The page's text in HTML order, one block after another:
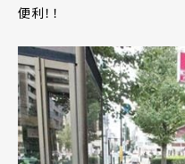
便利！！